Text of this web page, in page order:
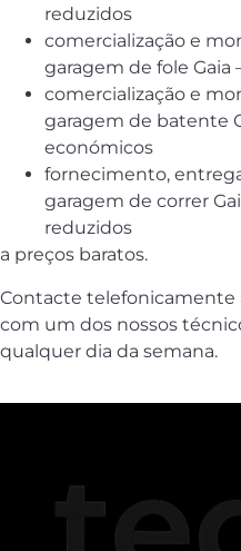
reduzidos
comercialização e
garagem de fole Gaia
comercialização e
garagem de batente
económicos
fornecimento,
garagem de correr
reduzidos
a preços baratos.
Contacte telefonicamente
com um dos nossos
qualquer dia da semana.